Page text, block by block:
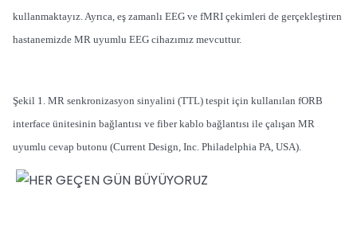
kullanmaktayız. Ayrıca, eş zamanlı EEG ve fMRI çekimleri de gerçekleştiren
hastanemizde MR uyumlu EEG cihazımız mevcuttur.
Şekil 1. MR senkronizasyon sinyalini (TTL) tespit için kullanılan fORB
interface ünitesinin bağlantısı ve fiber kablo bağlantısı ile çalışan MR
uyumlu cevap butonu (Current Design, Inc. Philadelphia PA, USA).